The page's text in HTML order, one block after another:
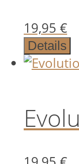
19,95 €
Details